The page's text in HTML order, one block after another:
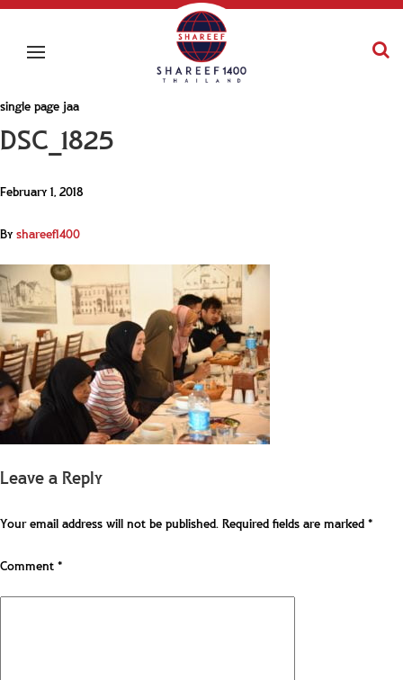
single page jaa
DSC_1825
February 1, 2018
Byshareef1400
Leave a Reply
Your email address will not be published.Required fields are marked*
Comment*